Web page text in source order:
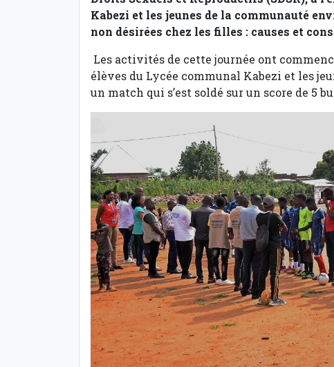
Kabezi et les jeunes de la communauté
non désirées chez les filles : causes et
Les activités de cette journée ont
élèves du Lycée communal Kabezi et les
un match qui s’est soldé sur un score de 5